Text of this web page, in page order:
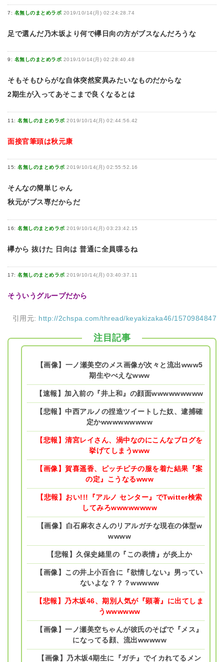
7: 名無しのまとめラボ 2019/10/14(月) 02:24:28.74
足で選んだ乃木坂より何で欅日向の方がブスなんだろうな
9: 名無しのまとめラボ 2019/10/14(月) 02:28:40.48
そもそもひらがな自体突然変異みたいなものだからな
2期生が入ってあそこまで良くなるとは
11: 名無しのまとめラボ 2019/10/14(月) 02:44:56.42
面接官筆頭は秋元康
15: 名無しのまとめラボ 2019/10/14(月) 02:55:52.16
そんなの簡単じゃん
秋元がブス専だからだ
16: 名無しのまとめラボ 2019/10/14(月) 03:23:42.15
欅から 抜けた 日向は 普通に全員喋るね
17: 名無しのまとめラボ 2019/10/14(月) 03:40:37.11
そういうグループだから
引用元: http://2chspa.com/thread/keyakizaka46/1570984847
注目記事
【画像】一ノ瀬美空のメス画像が次々と流出www5
期生やべえなwww
【速報】加入前の『井上和』の顔面wwwwwwwww
【悲報】中西アルノの捏造ツイートした奴、逮捕確
定かwwwwwwwww
【悲報】清宮レイさん、渦中なのにこんなブログを
挙げてしまうwww
【画像】賀喜遥香、ピッチピチの服を着た結果『案
の定』こうなるwww
【悲報】おい!!!『アルノ センター』でTwitter検索
してみろwwwwwwww
【画像】白石麻衣さんのリアルガチな現在の体型w
wwww
【悲報】久保史緒里の『この表情』が炎上か
【画像】この井上小百合に『欲情しない』男ってい
ないよな？？？wwwww
【悲報】乃木坂46、期別人気が『顕著』に出てしま
うwwwwww
【画像】一ノ瀬美空ちゃんが彼氏のそばで『メス』
になってる顔、流出wwwww
【画像】乃木坂4期生に『ガチ』でイカれてるメン